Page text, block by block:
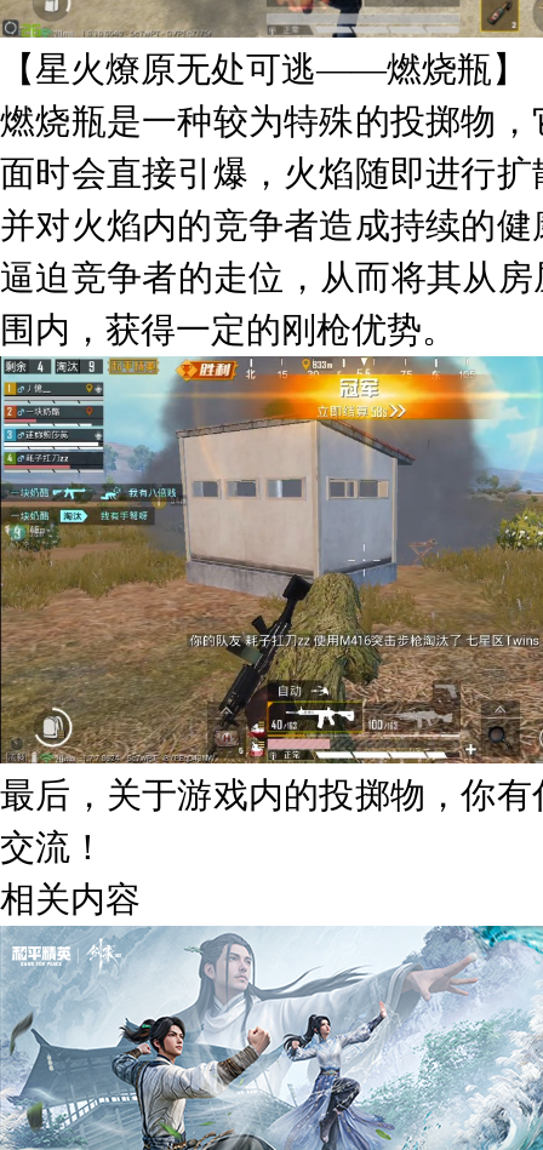
【星火燎原无处可逃——燃烧瓶】
燃烧瓶是一种较为特殊的投掷物
面时会直接引爆，火焰随即进行
并对火焰内的竞争者造成持续的
逼迫竞争者的走位，从而将其从
围内，获得一定的刚枪优势。
最后，关于游戏内的投掷物，你
交流！
相关内容